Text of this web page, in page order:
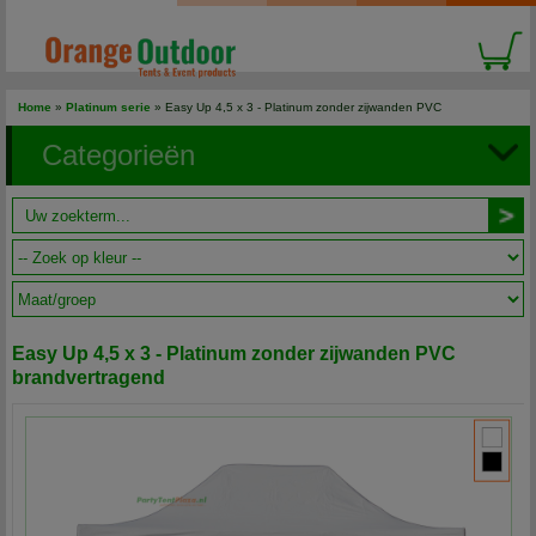
Home » Platinum serie » Easy Up 4,5 x 3 - Platinum zonder zijwanden PVC
brandvertragend
Categorieën
Easy Up 4,5 x 3 - Platinum zonder zijwanden PVC
brandvertragend